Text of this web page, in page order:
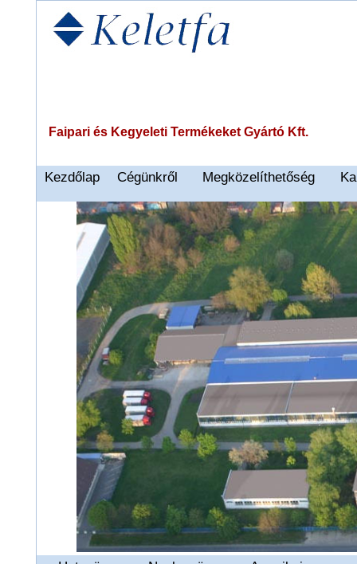
Faipari és Kegyeleti Termékeket Gyártó Kft.
Kezdőlap Cégünkről Megközelíthetőség